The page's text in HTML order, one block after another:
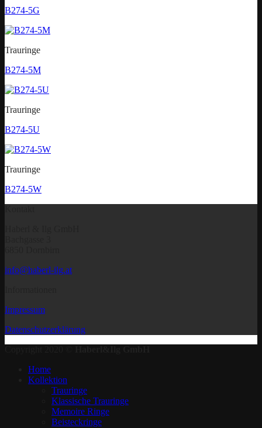
B274-5G
Trauringe
B274-5M
Trauringe
B274-5U
Trauringe
B274-5W
info@haberl-ilg.at
Impressum
Datenschutzerklärung
Home
Kollektion
Trauringe
Klassische Trauringe
Memoire Ringe
Beisteckringe